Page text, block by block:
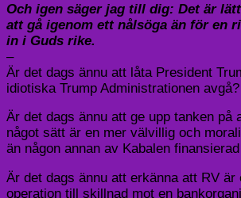
Och igen säger jag till dig: Det är
att gå igenom ett nålsöga än för en
in i Guds rike.
–
Är det dags ännu att låta President
idiotiska Trump Administrationen avgå?
Är det dags ännu att ge upp tanken på
något sätt är en mer välvillig och
än någon annan av Kabalen
Är det dags ännu att erkänna att RV är
operation till skillnad mot en